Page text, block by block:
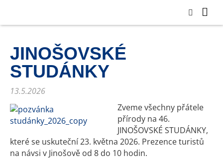
JINOŠOVSKÉ
STUDÁNKY
13.5.2026
Zveme všechny přátele
přírody na 46.
JINOŠOVSKÉ STUDÁNKY,
které se uskuteční 23. května 2026. Prezence turistů
na návsi v Jinošově od 8 do 10 hodin.